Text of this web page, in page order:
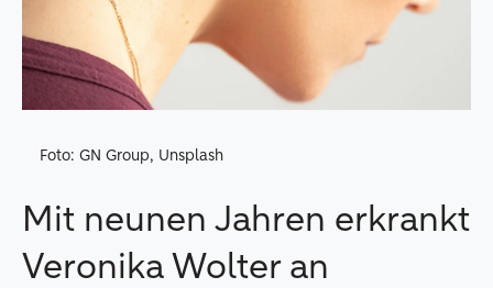
Foto: GN Group, Unsplash
Mit neunen Jahren erkrankt
Veronika Wolter an